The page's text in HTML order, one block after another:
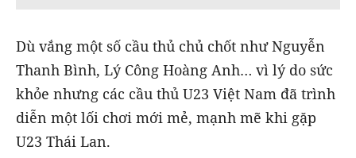
Dù vắng một số cầu thủ chủ chốt như Nguyễn
Thanh Bình, Lý Công Hoàng Anh… vì lý do sức
khỏe nhưng các cầu thủ U23 Việt Nam đã trình
diễn một lối chơi mới mẻ, mạnh mẽ khi gặp
U23 Thái Lan.